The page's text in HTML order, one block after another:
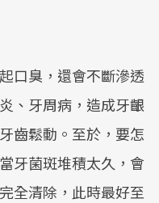
口臭，還會不斷滲透
、牙周病，造成牙齦
齒鬆動。至於，要怎
牙菌斑堆積太久，會
全清除，此時最好至